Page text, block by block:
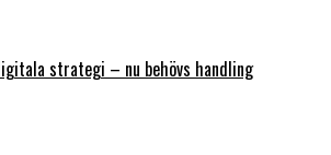
strategi – nu behövs handling